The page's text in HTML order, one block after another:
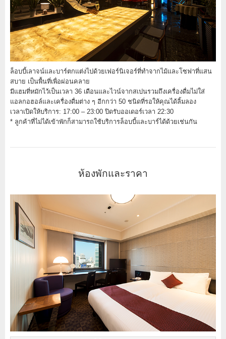
ล็อบบี้เลาจน์และบาร์ตกแต่งไปด้วยเฟอร์นิเจอร์ที่ทำจากไม้และโซฟาที่แสน
สบาย เป็นพื้นที่เพื่อผ่อนคลาย
มีแฮมที่หมักไว้เป็นเวลา 36 เดือนและไวน์จากสเปนรวมถึงเครื่องดื่มไม่ใส่
แอลกอฮอล์และเครื่องดื่มต่าง ๆ อีกกว่า 50 ชนิดที่รอให้คุณได้ลิ้มลอง
เวลาเปิดให้บริการ: 17:00 – 23:00 ปิดรับออเดอร์เวลา 22:30
* ลูกค้าที่ไม่ได้เข้าพักก็สามารถใช้บริการล็อบบี้และบาร์ได้ด้วยเช่นกัน
ห้องพักและราคา